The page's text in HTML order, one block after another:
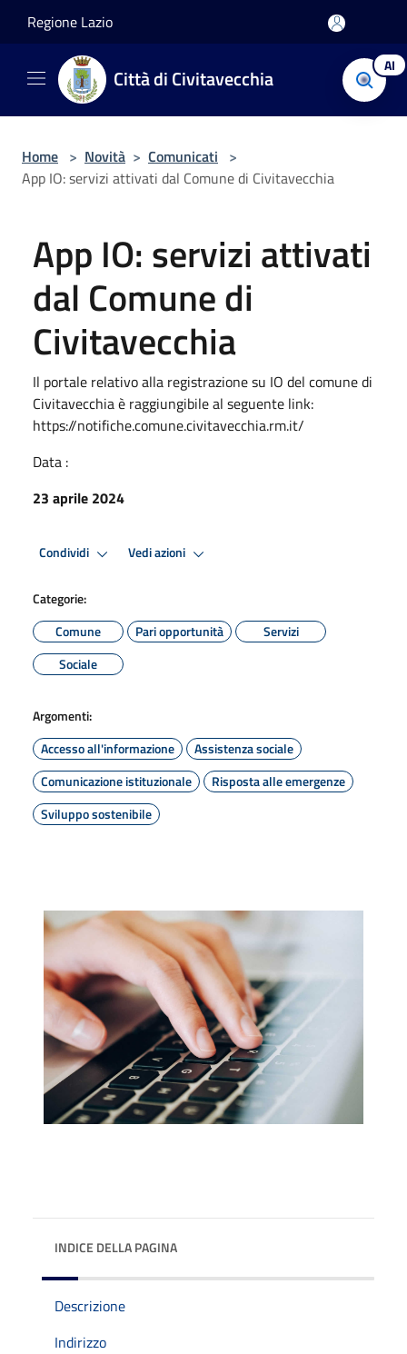
Regione Lazio
Città di Civitavecchia AI
Home > Novità > Comunicati >
App IO: servizi attivati dal Comune di Civitavecchia
App IO: servizi attivati
dal Comune di
Civitavecchia
Il portale relativo alla registrazione su IO del comune di
Civitavecchia è raggiungibile al seguente link:
https://notifiche.comune.civitavecchia.rm.it/
Data :
23 aprile 2024
Condividi Vedi azioni
Categorie:
Comune
Pari opportunità
Servizi
Sociale
Argomenti:
Accesso all'informazione
Assistenza sociale
Comunicazione istituzionale
Risposta alle emergenze
Sviluppo sostenibile
INDICE DELLA PAGINA
Descrizione
Indirizzo